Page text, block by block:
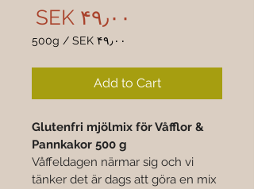
SEK ۴۹٫۰۰
SEK ۴۹٫۰۰ /
500g
Add to Cart
Glutenfri mjölmix för Våfflor &
Pannkakor 500 g
Våffeldagen närmar sig och vi
tänker det är dags att göra en mix